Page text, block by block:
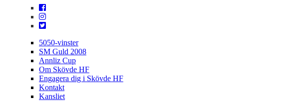
5050-vinster
SM Guld 2008
Annliz Cup
Om Skövde HF
Engagera dig i Skövde HF
Kontakt
Kansliet